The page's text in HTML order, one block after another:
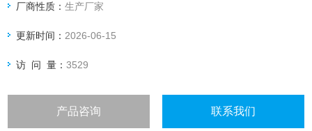
厂商性质：生产厂家
更新时间： 2026-06-15
访 问 量：3529
产品咨询 联系我们